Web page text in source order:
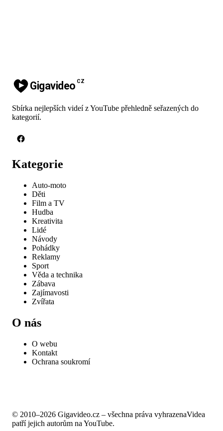
Gigavideo CZ
Sbírka nejlepších videí z YouTube přehledně seřazených do
kategorií.
Kategorie
Auto-moto
Děti
Film a TV
Hudba
Kreativita
Lidé
Návody
Pohádky
Reklamy
Sport
Věda a technika
Zábava
Zajímavosti
Zvířata
O nás
O webu
Kontakt
Ochrana soukromí
© 2010–2026 Gigavideo.cz – všechna práva vyhrazenaVidea
patří jejich autorům na YouTube.